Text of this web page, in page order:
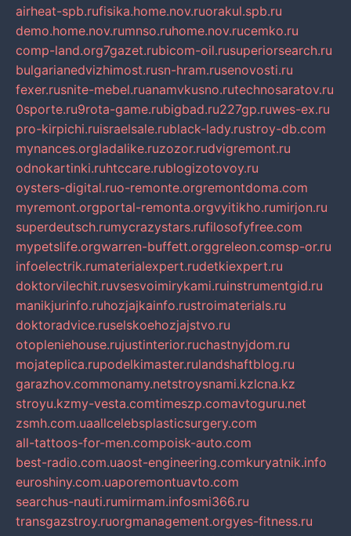
airheat-spb.rufisika.home.nov.ruorakul.spb.ru
demo.home.nov.rumnso.ruhome.nov.rucemko.ru
comp-land.org7gazet.rubicom-oil.rusuperiorsearch.ru
bulgarianedvizhimost.rusn-hram.rusenovosti.ru
fexer.rusnite-mebel.ruanamvkusno.rutechnosaratov.ru
0sporte.ru9rota-game.rubigbad.ru227gp.ruwes-ex.ru
pro-kirpichi.ruisraelsale.rublack-lady.rustroy-db.com
mynances.orgladalike.ruzozor.rudvigremont.ru
odnokartinki.ruhtccare.rublogizotovoy.ru
oysters-digital.ruo-remonte.orgremontdoma.com
myremont.orgportal-remonta.orgvyitikho.rumirjon.ru
superdeutsch.rumycrazystars.rufilosofyfree.com
mypetslife.orgwarren-buffett.orggreleon.comsp-or.ru
infoelectrik.rumaterialexpert.rudetkiexpert.ru
doktorvilechit.ruvsesvoimirykami.ruinstrumentgid.ru
manikjurinfo.ruhozjajkainfo.rustroimaterials.ru
doktoradvice.ruselskoehozjajstvo.ru
otopleniehouse.rujustinterior.ruchastnyjdom.ru
mojateplica.rupodelkimaster.rulandshaftblog.ru
garazhov.commonamy.netstroysnami.kzlcna.kz
stroyu.kzmy-vesta.comtimeszp.comavtoguru.net
zsmh.com.uaallcelebsplasticsurgery.com
all-tattoos-for-men.compoisk-auto.com
best-radio.com.uaost-engineering.comkuryatnik.info
euroshiny.com.uaporemontuavto.com
searchus-nauti.rumirmam.infosmi366.ru
transgazstroy.ruorgmanagement.orgyes-fitness.ru